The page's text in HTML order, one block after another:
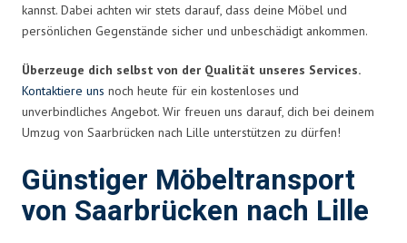
kannst. Dabei achten wir stets darauf, dass deine Möbel und
persönlichen Gegenstände sicher und unbeschädigt ankommen.
Überzeuge dich selbst von der Qualität unseres Services.
Kontaktiere uns noch heute für ein kostenloses und
unverbindliches Angebot. Wir freuen uns darauf, dich bei deinem
Umzug von Saarbrücken nach Lille unterstützen zu dürfen!
Günstiger Möbeltransport
von Saarbrücken nach Lille